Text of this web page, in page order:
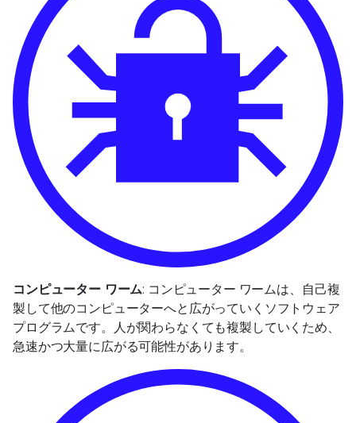
コンピューター ワーム: コンピューター ワームは、自己複
製して他のコンピューターへと広がっていくソフトウェア
プログラムです。人が関わらなくても複製していくため、
急速かつ大量に広がる可能性があります。